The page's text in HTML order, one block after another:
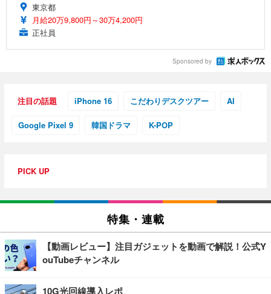
東京都
月給20万9,800円～30万4,200円
正社員
Sponsored by
注目の話題 iPhone 16 こだわりデスクツアー AI
Google Pixel 9 韓国ドラマ K-POP
PICK UP
特集・連載
【動画レビュー】注目ガジェットを動画で解説！公式Y
ouTubeチャンネル
10G光回線導入レポ